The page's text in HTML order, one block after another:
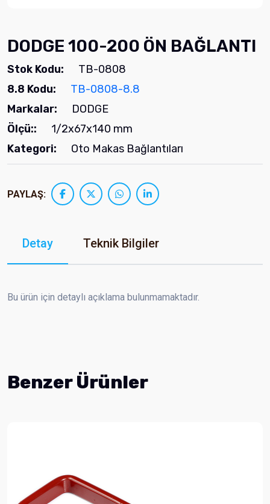
DODGE 100-200 ÖN BAĞLANTI
Stok Kodu:
TB-0808
8.8 Kodu:
TB-0808-8.8
Markalar:
DODGE
Ölçü::
1/2x67x140 mm
Kategori:
Oto Makas Bağlantıları
PAYLAŞ:
Detay Teknik Bilgiler
Bu ürün için detaylı açıklama bulunmamaktadır.
Benzer Ürünler